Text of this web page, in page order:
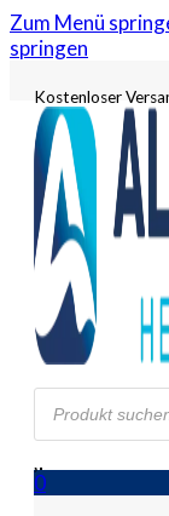
Zum Menü
springen
Kostenloser
Products
search
0